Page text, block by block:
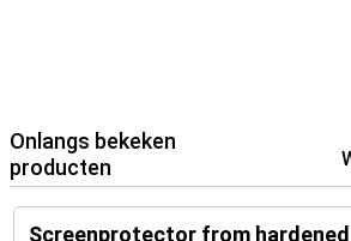
Onlangs bekeken
producten
Screenprotector from hardened